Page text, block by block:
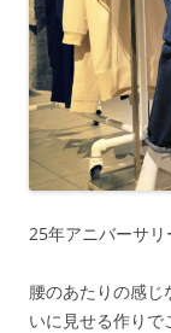
25年アニバーサリ
腰のあたりの感
いに見せる作りで